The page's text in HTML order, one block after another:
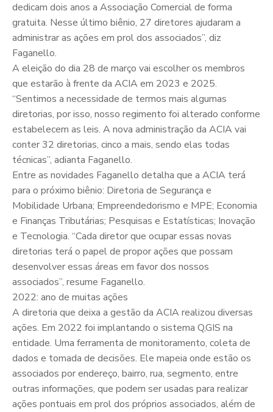
dedicam dois anos a Associação Comercial de forma
gratuita. Nesse último biênio, 27 diretores ajudaram a
administrar as ações em prol dos associados”, diz
Faganello.
A eleição do dia 28 de março vai escolher os membros
que estarão à frente da ACIA em 2023 e 2025.
“Sentimos a necessidade de termos mais algumas
diretorias, por isso, nosso regimento foi alterado conforme
estabelecem as leis. A nova administração da ACIA vai
conter 32 diretorias, cinco a mais, sendo elas todas
técnicas”, adianta Faganello.
Entre as novidades Faganello detalha que a ACIA terá
para o próximo biênio: Diretoria de Segurança e
Mobilidade Urbana; Empreendedorismo e MPE; Economia
e Finanças Tributárias; Pesquisas e Estatísticas; Inovação
e Tecnologia. “Cada diretor que ocupar essas novas
diretorias terá o papel de propor ações que possam
desenvolver essas áreas em favor dos nossos
associados”, resume Faganello.
2022: ano de muitas ações
A diretoria que deixa a gestão da ACIA realizou diversas
ações. Em 2022 foi implantando o sistema Q,GIS na
entidade. Uma ferramenta de monitoramento, coleta de
dados e tomada de decisões. Ele mapeia onde estão os
associados por endereço, bairro, rua, segmento, entre
outras informações, que podem ser usadas para realizar
ações pontuais em prol dos próprios associados, além de